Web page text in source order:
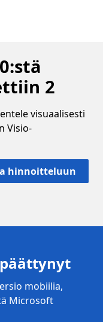
2
visuaalisesti
Visio-
hinnoitteluun
mobiilia,
Microsoft